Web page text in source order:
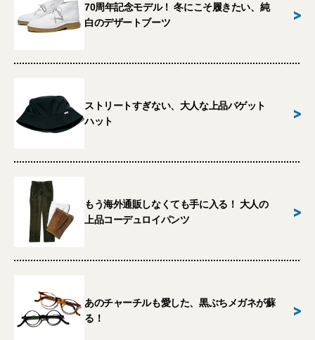
70周年記念モデル！ 冬にこそ履きたい、純
白のデザートブーツ
>
ストリートすぎない、大人な上品バゲット
ハット
>
もう海外通販しなくても手に入る！ 大人の
上品コーデュロイパンツ
>
あのチャーチルも愛した、黒ぶちメガネが蘇
る！
>